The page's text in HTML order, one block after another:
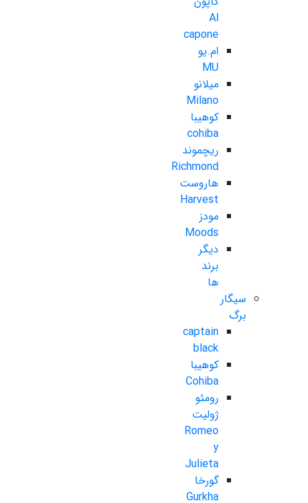
Al
capone
ام.یو
MU
میلانو
Milano
کوهیبا
cohiba
ریچموند
Richmond
هاروست
Harvest
مودز
Moods
دیگر
برند
ها
سیگار
برگ
captain
black
کوهیبا
Cohiba
رومئو
ژولیت
Romeo
y
Julieta
گورخا
Gurkha